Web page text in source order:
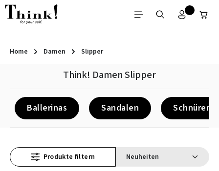
Zum Hauptinhalt springen
Home Damen Slipper
Think! Damen Slipper
Ballerinas Sandalen Schnürer
Produkte filtern